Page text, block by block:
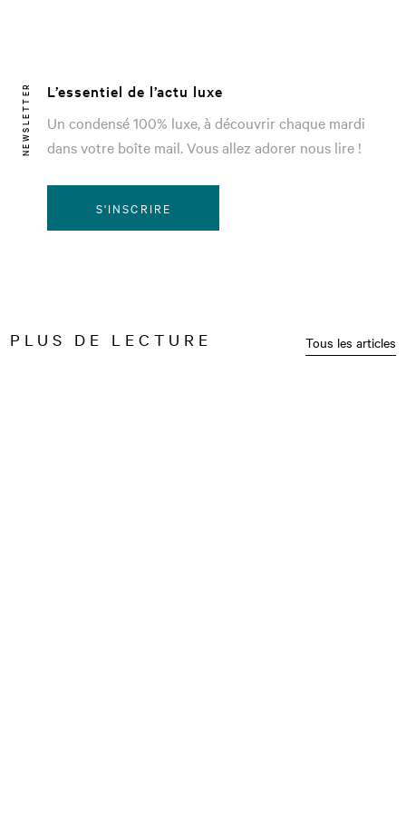
NEWSLETTER
L’essentiel de l’actu luxe
Un condensé 100% luxe, à découvrir chaque mardi
dans votre boîte mail. Vous allez adorer nous lire !
S'INSCRIRE
PLUS DE LECTURE Tous les articles